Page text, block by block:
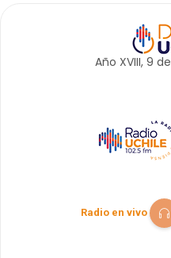
Año XVIII, 9 de
Radio en vivo